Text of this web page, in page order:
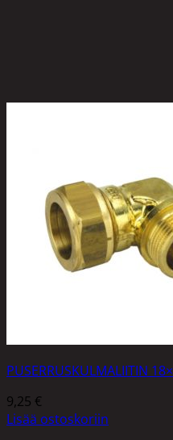
PUSERRUSKULMALIITIN
9,25 €
Lisää ostoskoriin